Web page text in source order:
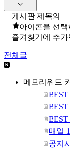
게시판 제목의
아이콘을 선택
즐겨찾기에 추가
전체글
메모리워드
매일
공지